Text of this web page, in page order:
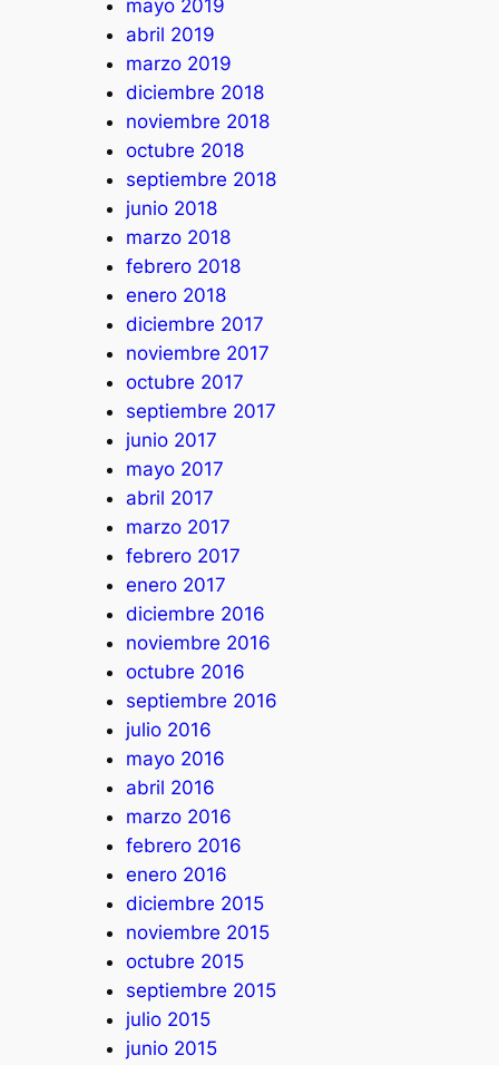
mayo 2019
abril 2019
marzo 2019
diciembre 2018
noviembre 2018
octubre 2018
septiembre 2018
junio 2018
marzo 2018
febrero 2018
enero 2018
diciembre 2017
noviembre 2017
octubre 2017
septiembre 2017
junio 2017
mayo 2017
abril 2017
marzo 2017
febrero 2017
enero 2017
diciembre 2016
noviembre 2016
octubre 2016
septiembre 2016
julio 2016
mayo 2016
abril 2016
marzo 2016
febrero 2016
enero 2016
diciembre 2015
noviembre 2015
octubre 2015
septiembre 2015
julio 2015
junio 2015